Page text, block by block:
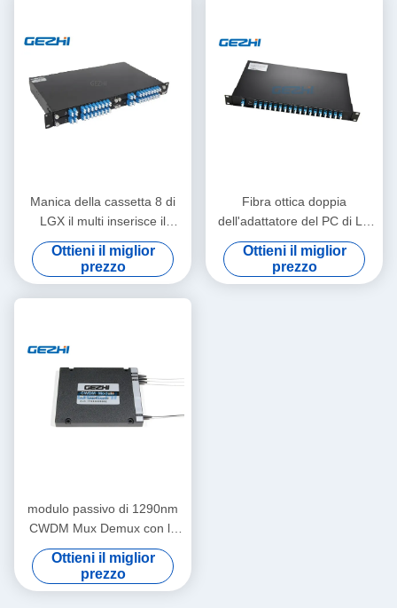
Manica della cassetta 8 di
LGX il multi inserisce il
modulo di CWDM Mux
Demux
Ottieni il miglior
prezzo
Fibra ottica doppia
dell'adattatore del PC di LC
18 canali CWDM passivo
Ottieni il miglior
prezzo
modulo passivo di 1290nm
CWDM Mux Demux con la
porta di aggiornamento
Ottieni il miglior
prezzo